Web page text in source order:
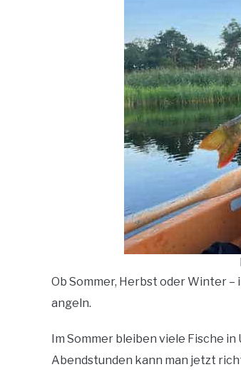
Ob Sommer, Herbst oder Winter –
angeln.
Im Sommer bleiben viele Fische
Abendstunden kann man jetzt